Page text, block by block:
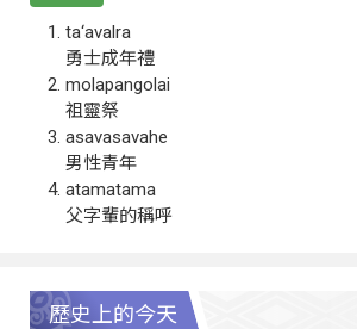
ta‘avalra
勇士成年禮
molapangolai
祖靈祭
asavasavahe
男性青年
atamatama
父字輩的稱呼
歷史上的今天